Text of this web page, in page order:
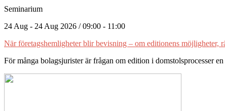
Seminarium
24 Aug - 24 Aug 2026 / 09:00 - 11:00
När företagshemligheter blir bevisning – om editionens möjligheter,
För många bolagsjurister är frågan om edition i domstolsprocesser